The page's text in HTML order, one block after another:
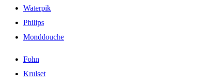
Waterpik
Philips
Monddouche
Fohn
Krulset